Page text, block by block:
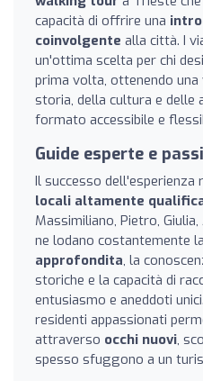
capacità di offrire una
coinvolgente alla città. I
un'ottima scelta per chi
prima volta, ottenendo una
storia, della cultura e delle
formato accessibile e
Guide esperte e
Il successo
locali altamente
Massimiliano, Pietro,
ne lodano costantemente la
approfondita, la
storiche e la capacità di
entusiasmo e aneddoti
residenti appassionati
attraverso occhi nuovi,
spesso sfuggono a un